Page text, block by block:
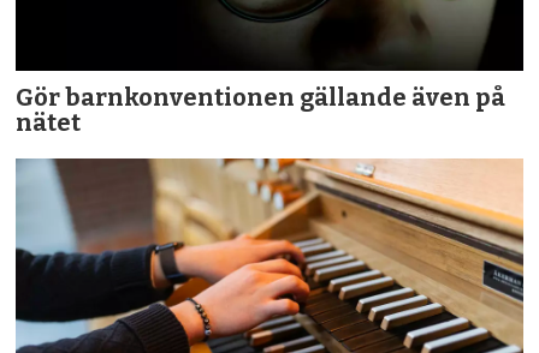
Gör barnkonventionen gällande även på
nätet